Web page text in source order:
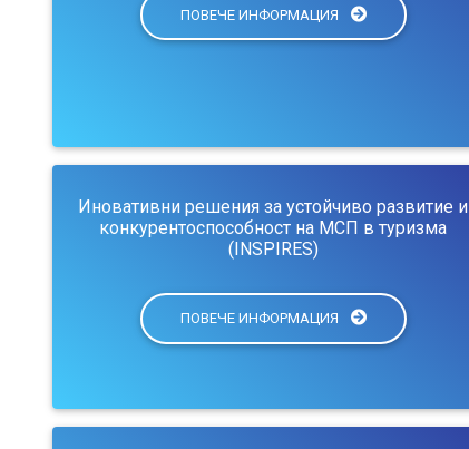
ПОВЕЧЕ ИНФОРМАЦИЯ
Иновативни решения за устойчиво развитие и
конкурентоспособност на МСП в туризма
(INSPIRES)
ПОВЕЧЕ ИНФОРМАЦИЯ